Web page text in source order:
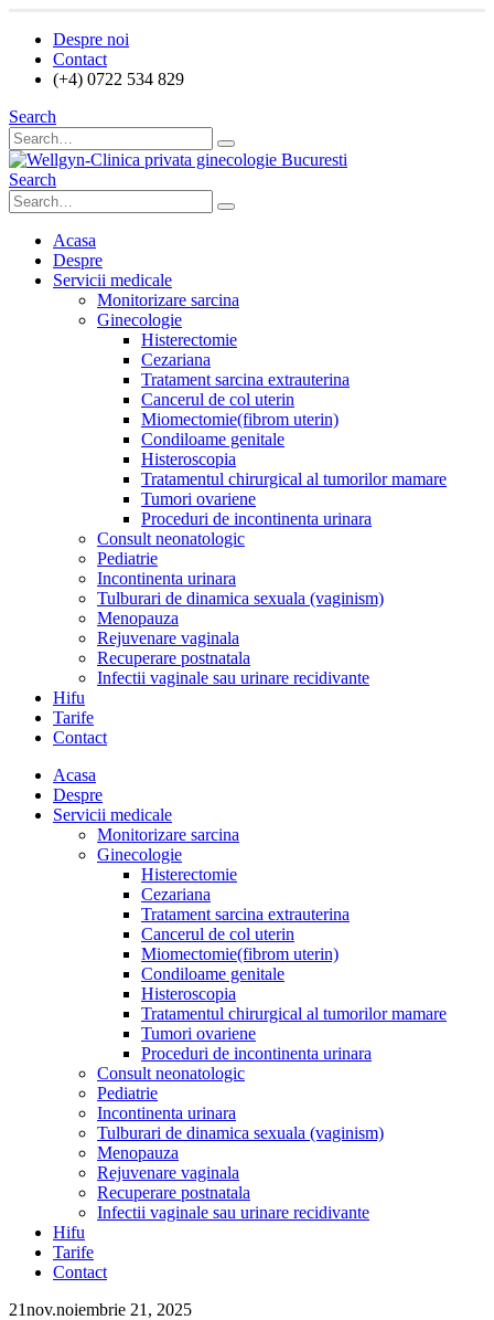
Despre noi
Contact
(+4) 0722 534 829
Search
Search
Acasa
Despre
Servicii medicale
Monitorizare sarcina
Ginecologie
Histerectomie
Cezariana
Tratament sarcina extrauterina
Cancerul de col uterin
Miomectomie(fibrom uterin)
Condiloame genitale
Histeroscopia
Tratamentul chirurgical al tumorilor mamare
Tumori ovariene
Proceduri de incontinenta urinara
Consult neonatologic
Pediatrie
Incontinenta urinara
Tulburari de dinamica sexuala (vaginism)
Menopauza
Rejuvenare vaginala
Recuperare postnatala
Infectii vaginale sau urinare recidivante
Hifu
Tarife
Contact
Acasa
Despre
Servicii medicale
Monitorizare sarcina
Ginecologie
Histerectomie
Cezariana
Tratament sarcina extrauterina
Cancerul de col uterin
Miomectomie(fibrom uterin)
Condiloame genitale
Histeroscopia
Tratamentul chirurgical al tumorilor mamare
Tumori ovariene
Proceduri de incontinenta urinara
Consult neonatologic
Pediatrie
Incontinenta urinara
Tulburari de dinamica sexuala (vaginism)
Menopauza
Rejuvenare vaginala
Recuperare postnatala
Infectii vaginale sau urinare recidivante
Hifu
Tarife
Contact
21nov.noiembrie 21, 2025